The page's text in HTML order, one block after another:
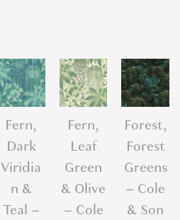
Fern,
Dark
Viridia
n &
Teal –
Fern,
Leaf
Green
& Olive
– Cole
Forest,
Forest
Greens
– Cole
& Son